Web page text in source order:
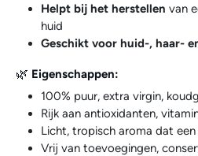
Helpt bij het herstellen van
huid
Geschikt voor huid-, haar-
🌿 Eigenschappen:
100% puur, extra virgin,
Rijk aan antioxidanten,
Licht, tropisch aroma dat
Vrij van toevoegingen,